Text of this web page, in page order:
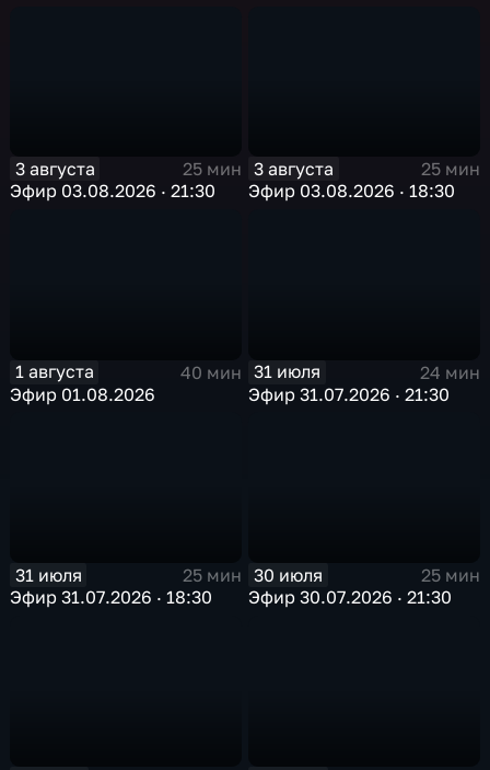
3 августа
25 мин
Эфир 03.08.2026 · 21:30
3 августа
25 мин
Эфир 03.08.2026 · 18:30
1 августа
40 мин
Эфир 01.08.2026
31 июля
24 мин
Эфир 31.07.2026 · 21:30
31 июля
25 мин
Эфир 31.07.2026 · 18:30
30 июля
25 мин
Эфир 30.07.2026 · 21:30